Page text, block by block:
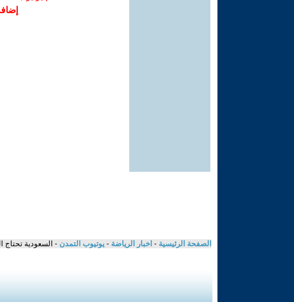
الصفحة الرئيسية - اخبار الرياضة - يوتيوب التمدن - السعودية تحتاج